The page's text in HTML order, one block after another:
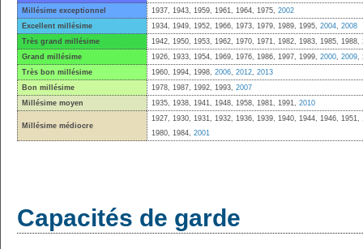
Millésime exceptionnel
1937, 1943, 1959, 1961, 1964, 1975, 2002
Excellent millésime
1934, 1949, 1952, 1966, 1973, 1979, 1989, 1995, 2004, 2008
Très grand millésime
1942, 1950, 1953, 1962, 1970, 1971, 1982, 1983, 1985, 1988,
Grand millésime
1926, 1933, 1954, 1969, 1976, 1986, 1997, 1999, 2000, 2009,
Très bon millésime
1960, 1994, 1998, 2006, 2012, 2013
Bon millésime
1978, 1987, 1992, 1993, 2007
Millésime moyen
1935, 1938, 1941, 1948, 1958, 1981, 1991, 2010
Millésime médiocre
1927, 1930, 1931, 1932, 1936, 1939, 1940, 1944, 1946,
1980, 1984, 2001
Capacités de garde